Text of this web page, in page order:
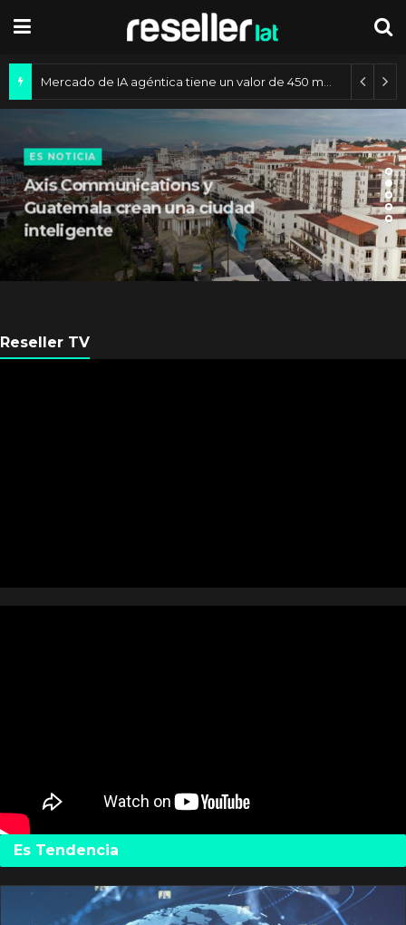
ES NOTICIA
Axis Communications y
Guatemala crean una ciudad
inteligente
Reseller TV
Es Tendencia